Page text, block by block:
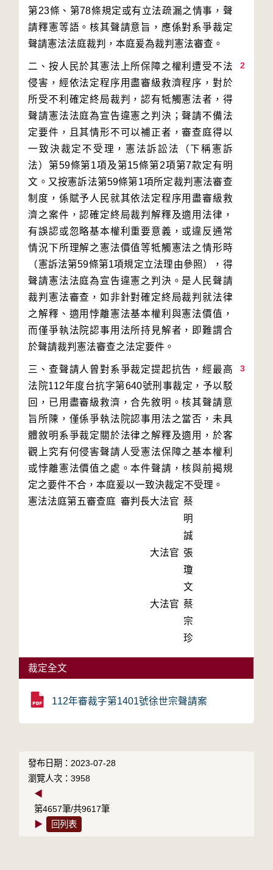
第23條、第78條規定或有立法疏漏之情事，聲
請釋憲等語。核其聲請意旨，應係對系爭裁定
2
二、按人民於其憲法上所保障之權利遭受不法
侵害，經依法定程序用盡審級救濟程序，對於
所受不利確定終局裁判，認有牴觸憲法者，得
聲請憲法法庭為宣告違憲之判決；聲請不備法
定要件，且其情形不可以補正者，審查庭得以
一致決裁定不受理，憲法訴訟法（下稱憲訴
法）第59條第1項及第15條第2項第7款定有明
文。又按憲訴法第59條第1項所定裁判憲法審查
制度，係賦予人民就其依法定程序用盡審級救
濟之案件，認確定終局裁判解釋及適用法律，
有誤認或忽略基本權利重要意義，或違反通常
情況下所理解之憲法價值等牴觸憲法之情形時
（憲訴法第59條第1項規定立法理由參照），得
聲請憲法法庭為宣告違憲之判決。是人民聲請
裁判憲法審查，如非針對確定終局裁判就法律
之解釋、適用悖離憲法基本權利與憲法價值，
而僅爭執法院認事用法所持見解者，即難謂合
3
三、查聲請人曾對系爭裁定提起抗告，經最高
法院112年度台抗字第640號刑事裁定，予以駁
回，已用盡審級救濟，合先敘明。核其聲請意
旨所陳，僅係爭執法院認事用法之當否，未具
體敘明系爭裁定關於法律之解釋及適用，於客
觀上究有何侵害聲請人受憲法保障之基本權利
或悖離憲法價值之處。本件聲請，核與前揭規
定之要件不合，本庭爰以一致決裁定不受理。
憲法法庭第五審查庭 審判長大法官 蔡
明
誠
大法官 張
瓊
文
大法官 蔡
宗
珍
裁定全文
112年審裁字第1401號徐世宗聲請案
發布日期：2023-07-28
瀏覽人次：3958
◀
第4657筆/共9617筆
▶
回列表